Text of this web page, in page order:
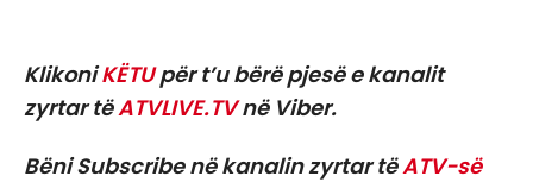
KlikoniKËTUpër t’u bërë pjesë e kanalit
zyrtar tëATVLIVE.TVnë Viber.
Bëni Subscribe në kanalin zyrtar tëATV-së